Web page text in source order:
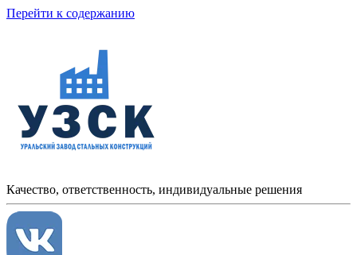
Перейти к содержанию
Качество, ответственность, индивидуальные решения